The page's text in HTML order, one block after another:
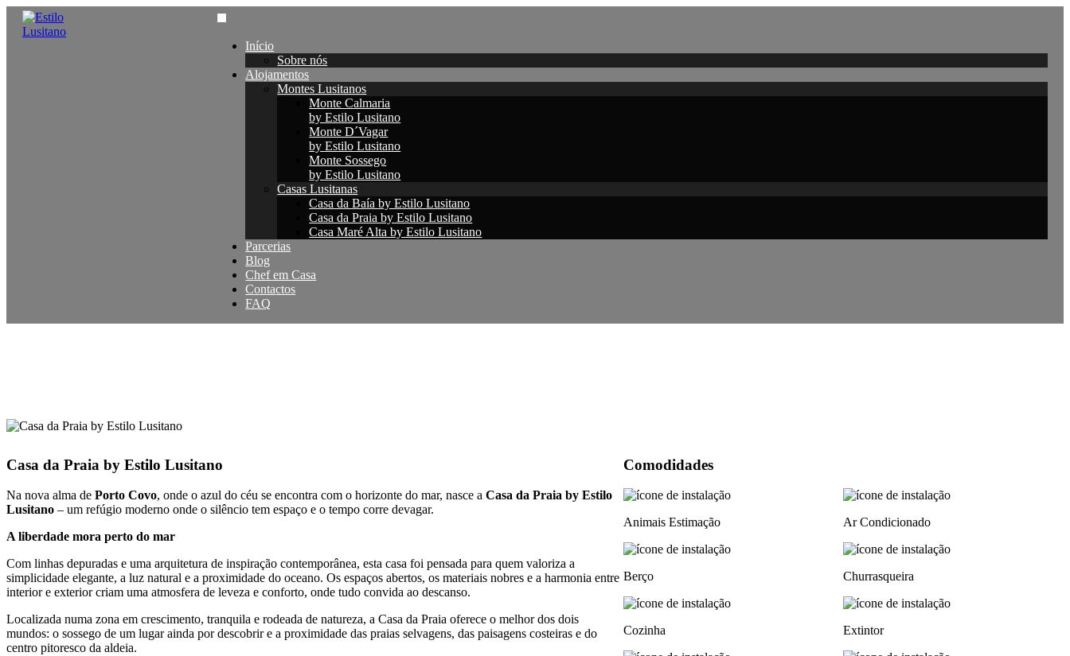
Início
Sobre nós
Alojamentos
Montes Lusitanos
Monte Calmaria
by Estilo Lusitano
Monte D´Vagar
by Estilo Lusitano
Monte Sossego
by Estilo Lusitano
Casas Lusitanas
Casa da Baía by Estilo Lusitano
Casa da Praia by Estilo Lusitano
Casa Maré Alta by Estilo Lusitano
Parcerias
Blog
Chef em Casa
Contactos
FAQ
Casa da Praia by Estilo Lusitano
Na nova alma de Porto Covo, onde o azul do céu se encontra com o horizonte do mar, nasce a Casa da Praia by Estilo
Lusitano – um refúgio moderno onde o silêncio tem espaço e o tempo corre devagar.
A liberdade mora perto do mar
Com linhas depuradas e uma arquitetura de inspiração contemporânea, esta casa foi pensada para quem valoriza a
simplicidade elegante, a luz natural e a proximidade do oceano. Os espaços abertos, os materiais nobres e a harmonia entre
interior e exterior criam uma atmosfera de leveza e conforto, onde tudo convida ao descanso.
Localizada numa zona em crescimento, tranquila e rodeada de natureza, a Casa da Praia oferece o melhor dos dois
mundos: o sossego de um lugar ainda por descobrir e a proximidade das praias selvagens, das paisagens costeiras e do
centro pitoresco da aldeia.
Comodidades
Animais Estimação Ar Condicionado
Berço Churrasqueira
Cozinha Extintor